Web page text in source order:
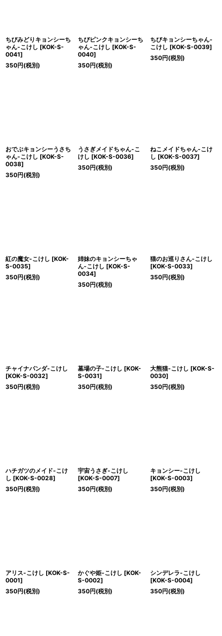
ちびみどりキョンシーち
ゃん-こけし [KOK-S-
0041]
350円(税別)
ちびピンクキョンシーち
ゃん-こけし [KOK-S-
0040]
350円(税別)
ちびキョンシーちゃん-
こけし [KOK-S-0039]
350円(税別)
おでぶキョンシーうさち
ゃん-こけし [KOK-S-
0038]
350円(税別)
うさぎメイドちゃん-こ
けし [KOK-S-0036]
350円(税別)
ねこメイドちゃん-こけ
し [KOK-S-0037]
350円(税別)
紅の魔女-こけし [KOK-
S-0035]
350円(税別)
姉妹のキョンシーちゃ
ん-こけし [KOK-S-
0034]
350円(税別)
猫のお巡りさん-こけし
[KOK-S-0033]
350円(税別)
チャイナパンダ-こけし
[KOK-S-0032]
350円(税別)
墓場の子-こけし [KOK-
S-0031]
350円(税別)
大熊猫-こけし [KOK-S-
0030]
350円(税別)
ハチガツのメイド-こけ
し [KOK-S-0028]
350円(税別)
宇宙うさぎ-こけし
[KOK-S-0007]
350円(税別)
キョンシー-こけし
[KOK-S-0003]
350円(税別)
アリス-こけし [KOK-S-
0001]
350円(税別)
かぐや姫-こけし [KOK-
S-0002]
350円(税別)
シンデレラ-こけし
[KOK-S-0004]
350円(税別)